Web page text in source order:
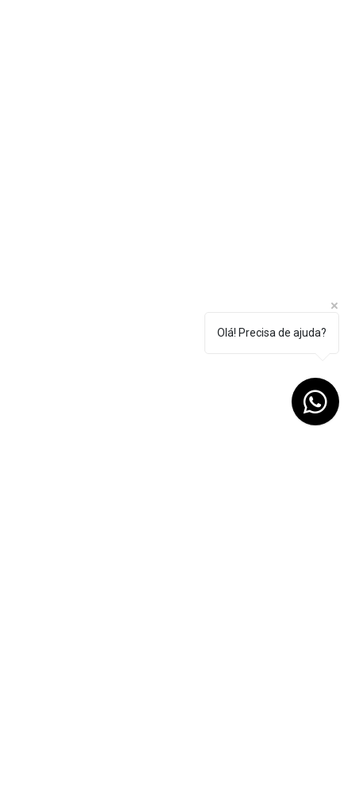
Olá! Precisa de ajuda?